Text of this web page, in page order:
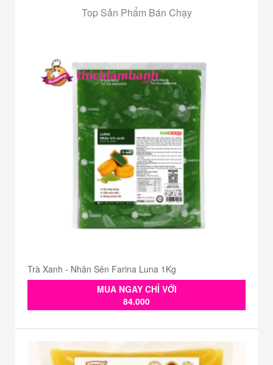
Top Sản Phẩm Bán Chạy
Trà Xanh - Nhân Sên Farina Luna 1Kg
MUA NGAY CHỈ VỚI
84.000